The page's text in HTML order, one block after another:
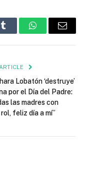
Tumblr WhatsAppEmail
Lobatón ‘destruye’
por el Día del Padre:
las madres con
feliz día a mí”